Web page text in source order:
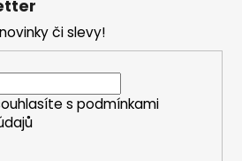
či slevy!
s podmínkami